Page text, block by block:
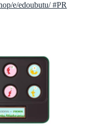
e/edoubutu/ #PR